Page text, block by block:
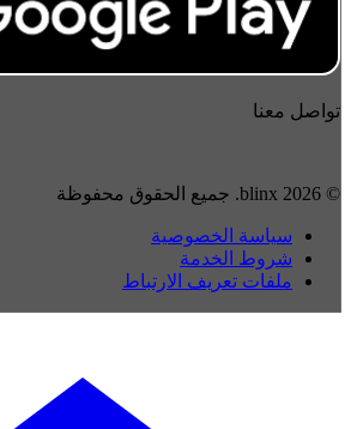
تواصل معنا
© 2026 blinx. جميع الحقوق محفوظة
سياسة الخصوصية
شروط الخدمة
ملفات تعريف الارتباط